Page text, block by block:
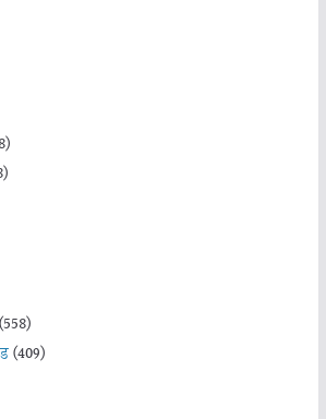
(409)